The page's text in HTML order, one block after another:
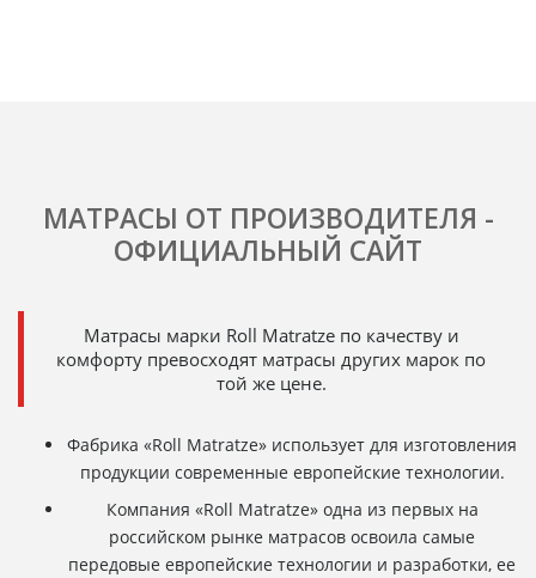
МАТРАСЫ ОТ ПРОИЗВОДИТЕЛЯ -
ОФИЦИАЛЬНЫЙ САЙТ
Матрасы марки Roll Matratze по качеству и
комфорту превосходят матрасы других марок по
той же цене.
Фабрика «Roll Matratze» использует для изготовления
продукции современные европейские технологии.
Компания «Roll Matratze» одна из первых на
российском рынке матрасов освоила самые
передовые европейские технологии и разработки, ее